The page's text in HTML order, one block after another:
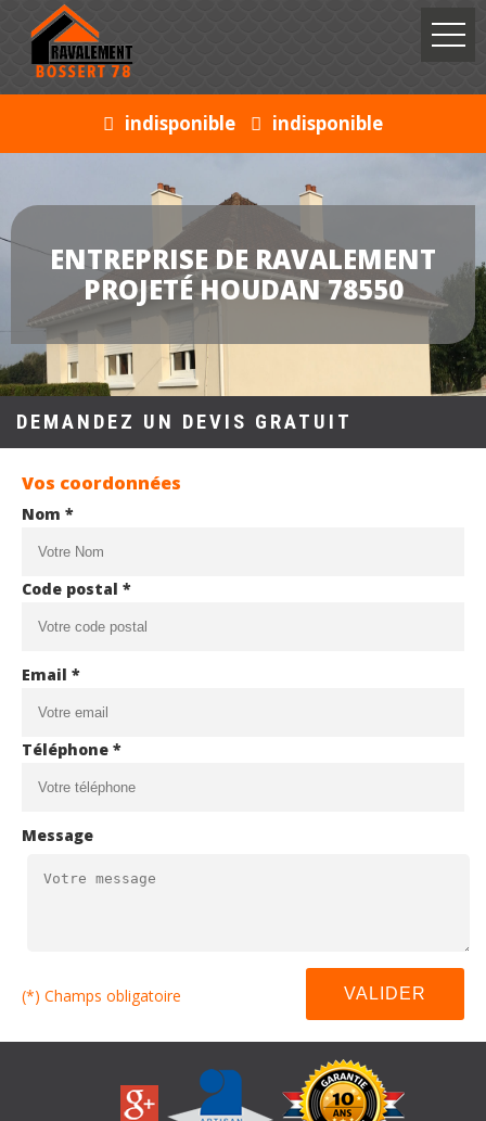
indisponible indisponible
ENTREPRISE DE RAVALEMENT
PROJETÉ HOUDAN 78550
DEMANDEZ UN DEVIS GRATUIT
Vos coordonnées
Nom *
Code postal *
Email *
Téléphone *
Message
(*) Champs obligatoire